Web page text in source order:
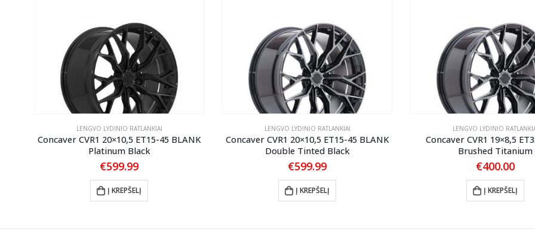
LENGVO LYDINIO RATLANKIAI
Concaver CVR1 20×10,5 ET15-45 BLANK
Platinum Black
€599.99
Į KREPŠELĮ
LENGVO LYDINIO RATLANKIAI
Concaver CVR1 20×10,5 ET15-45 BLANK
Double Tinted Black
€599.99
Į KREPŠELĮ
LENGVO LYDINIO
Concaver CVR1 19×8,5
Brushed Titanium
€400.00
Į KREPŠELĮ